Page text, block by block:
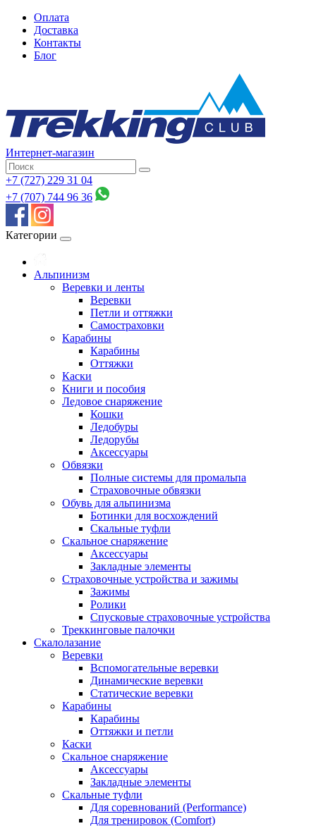
Оплата
Доставка
Контакты
Блог
Интернет-магазин
+7 (727) 229 31 04
+7 (707) 744 96 36
Категории
Альпинизм
Веревки и ленты
Веревки
Петли и оттяжки
Самостраховки
Карабины
Карабины
Оттяжки
Каски
Книги и пособия
Ледовое снаряжение
Кошки
Ледобуры
Ледорубы
Аксессуары
Обвязки
Полные системы для промальпа
Страховочные обвязки
Обувь для альпинизма
Ботинки для восхождений
Скальные туфли
Скальное снаряжение
Аксессуары
Закладные элементы
Страховочные устройства и зажимы
Зажимы
Ролики
Спусковые страховочные устройства
Треккинговые палочки
Скалолазание
Веревки
Вспомогательные веревки
Динамические веревки
Статические веревки
Карабины
Карабины
Оттяжки и петли
Каски
Скальное снаряжение
Аксессуары
Закладные элементы
Скальные туфли
Для соревнований (Performance)
Для тренировок (Comfort)